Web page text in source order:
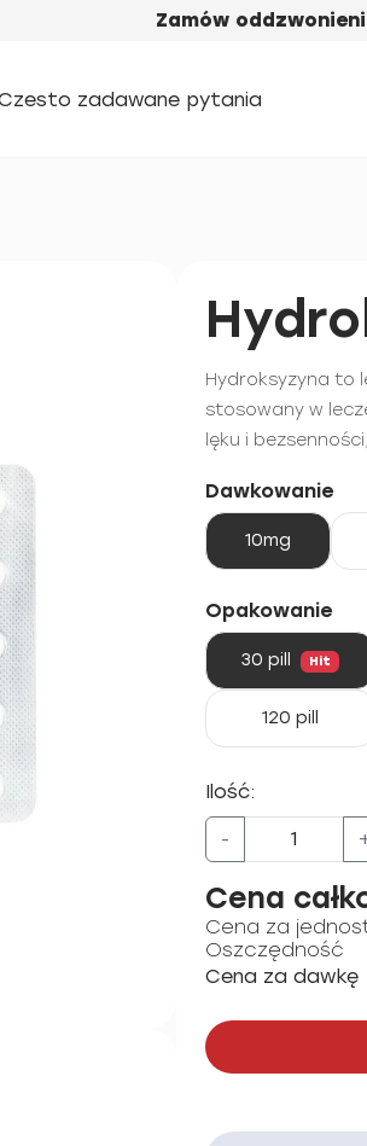
Zamów
zadawane pytania
Hydroksyzyna to
stosowany w
lęku i
Dawkowanie
10mg
Opakowanie
30 pill Hit
120 pill
Ilość:
-
Cena
Cena za
Oszczędność
Cena za dawkę